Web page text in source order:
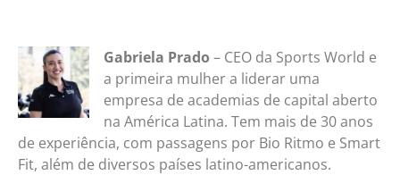
Gabriela Prado – CEO da Sports World e
a primeira mulher a liderar uma
empresa de academias de capital aberto
na América Latina. Tem mais de 30 anos
de experiência, com passagens por Bio Ritmo e Smart
Fit, além de diversos países latino-americanos.